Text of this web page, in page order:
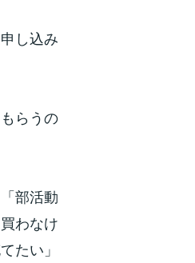
し込み
らうの
部活動
わなけ
たい」